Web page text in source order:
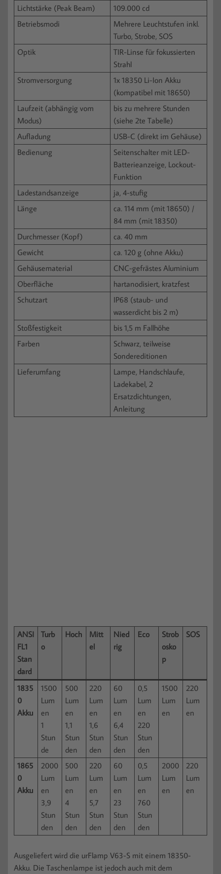
Lichtstärke (Peak Beam)
109.000 cd
Betriebsmodi
Mehrere Leuchtstufen inkl.
Turbo, Strobe, SOS
Optik
TIR-Linse für fokussierten
Strahl
Stromversorgung
1x 18350 Li-Ion Akku
(kompatibel mit 18650)
Laufzeit (abhängig vom
Modus)
bis zu mehrere Stunden
(siehe 2te Tabelle)
Aufladung
USB-C (direkt im Gehäuse)
Bedienung
Seitenschalter mit LED-
Batterieanzeige, Lockout-
Funktion
Ladestandsanzeige
ja, 4-stufig
Länge
ca. 114 mm (mit 18650) /
84 mm (mit 18350)
Durchmesser (Kopf)
ca. 40 mm
Gewicht
ca. 120 g (ohne Akku)
Gehäusematerial
CNC-gefrästes Aluminium
Oberfläche
hartanodisiert, kratzfest
Schutzart
IP68 (staub- und
wasserdicht bis 2 m)
Stoßfestigkeit
bis 1,5 m Fallhöhe
Farben
Schwarz, teilweise
Sondereditionen
Lieferumfang
Lampe, Handschlaufe,
Ladekabel, 2
Ersatzdichtungen,
Anleitung
ANSI
FL1
Stan
dard
Turb
o
Hoch
Mitt
el
Nied
rig
Eco
Strob
osko
p
SOS
1835
0
Akku
1500
Lum
en
1
Stun
de
500
Lum
en
1,1
Stun
den
220
Lum
en
1,6
Stun
den
60
Lum
en
6,4
Stun
den
0,5
Lum
en
220
Stun
den
1500
Lum
en
220
Lum
en
1865
0
Akku
2000
Lum
en
3,9
Stun
den
500
Lum
en
4
Stun
den
220
Lum
en
5,7
Stun
den
60
Lum
en
23
Stun
den
0,5
Lum
en
760
Stun
den
2000
Lum
en
220
Lum
en
Ausgeliefert wird die urFlamp V63-S mit einem 18350-
Akku. Die Taschenlampe ist jedoch auch mit dem